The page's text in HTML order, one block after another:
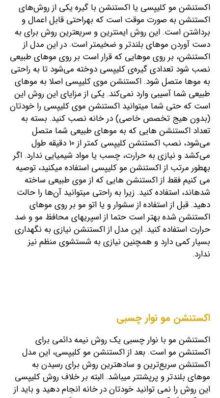
اکستنشن مو کلیپسی یا اکستنشن با گیره یکی از روش‌های
اکستنشن به صورت موقت است که به‎راحتی قابل اعمال و
برداشتن است. این روش ایمن‎ترین و سریع‎ترین روش برای به
دست آوردن موهای بلندتر و ضخیم‎تر است. در این مدل از
اکستنشن‌، بر روی موهایی که قرار است بر روی موهای طبیعی
نصب شود تعدادی گیره‌ی کلیپسی دوخته می‌‎شود تا به راحتی
به موها متصل شود. اکستنشن موی کلیپسی اصلا به موهای
طبیعی شما آسیبی وارد نمی‌کند. یکی از مزایای این روش این
است که حتی شما می‎توانید اکستنشن موی کلیپسی را خودتان
(بدون هیج تخصص خاصی) در خانه نصب کنید. بسته به
تعداد اکستنشن هایی که به موهای طبیعی شما متصل
می‌شود، نصب اکستنشن کلیپسی کمتر از 10 دقیقه طول
می‌کشد و نیازی به حرارت، چسب یا مواد شیمیایی ندارد. اگر
به‎طور مرتب از اکستنشن مو کلیپسی استفاده می‎کنید، توصیه
می کنیم فقط از اکستنشن هایی که از موی طبیعی ساخته
شده‎اند، استفاده کنید. زیرا به راحتی می‎توانید آن‌ها را حالت
دهید. قبل از استفاده از سشوار و یا اتو مو بر روی موهای
اکستنشن شده بهتر است حتما از اسپری‎های محافظ مو و ضد
حرارت استفاده کنید. این مدل از اکستنشن نیازی به نگهداری
بسیار کمی دارد و همچنین نیازی به شستشوی منظم نیز
ندارد.
اکستنشن مو نوار چسبی
اکستنشن مو با نوار چسبی یک روش نیمه دائمی برای
اکستنشن مو است. بعد از اکستنشن مو کلیپسی، این مدل
اکستنشن سریع‌‎ترین و ساده‎ترین روش برای رسیدن به
موهای بلندتر و پرپشت‎تر می‎باشد. البته بر خلاف روش کلیپسی
این روش را نمی‎ توانید خودتان در خانه انجام دهید و باید از